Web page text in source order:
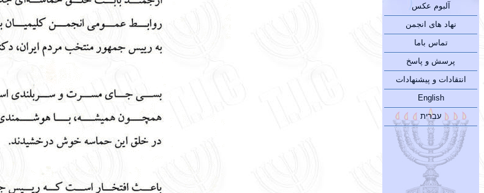
آلبوم عکس
نهاد های انجمن
تماس باما
پرسش و پاسخ
انتقادات و پیشنهادات
English
עברית